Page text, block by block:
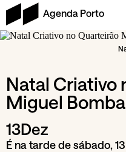
Agenda Porto
Natal Criativo
Miguel
13Dez
É na tarde de sábado,